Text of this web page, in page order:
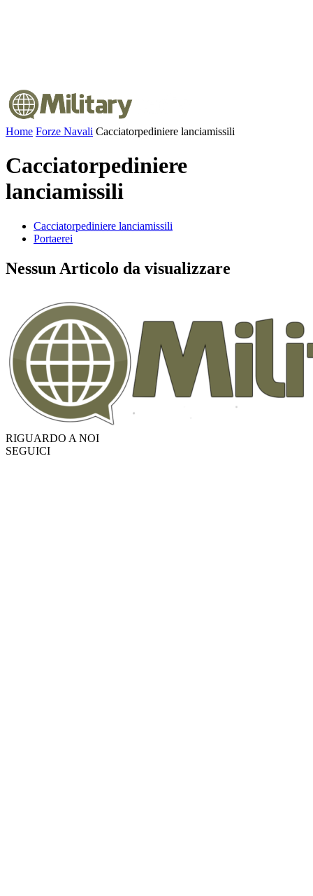
Home Forze Navali Cacciatorpediniere lanciamissili
Cacciatorpediniere
lanciamissili
Cacciatorpediniere lanciamissili
Portaerei
Nessun Articolo da visualizzare
RIGUARDO A NOI
SEGUICI